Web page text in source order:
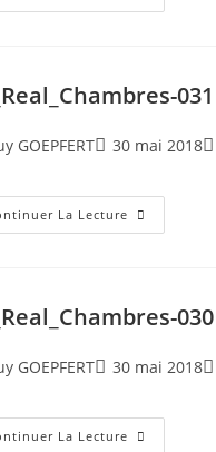
031
GOEPFERT 30 mai 2018
La Lecture
030
GOEPFERT 30 mai 2018
La Lecture